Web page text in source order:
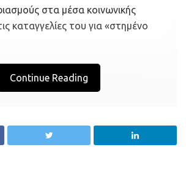
την εβδομάδα χρηματοδότηση
δολαρίων Pre-seed.
στα μέσα κοινωνικής
καταγγελίες του για «στημένο
Continue Reading